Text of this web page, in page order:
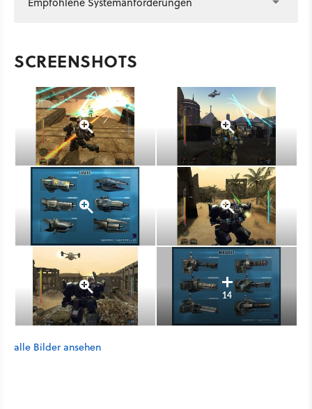
SCREENSHOTS
14
alle Bilder ansehen